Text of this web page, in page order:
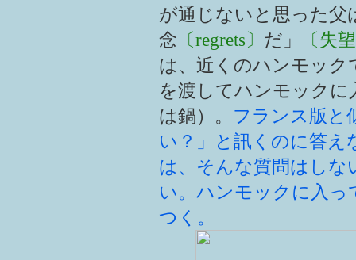
が通じないと思った父
念 〔regrets〕 だ」
〔失
は、近くのハンモック
を渡してハンモックに
は鍋）。 フランス版と
い？」と訊くのに答え
は、そんな質問はしな
い。ハンモックに入
つく。